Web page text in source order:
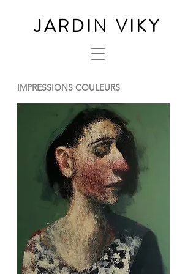
JARDIN VIKY
IMPRESSIONS COULEURS